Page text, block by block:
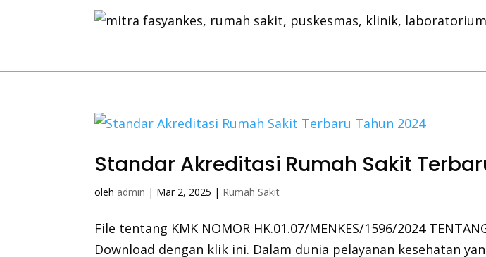
Standar Akreditasi Rumah Sakit
oleh admin | Mar 2, 2025 | Rumah Sakit
File tentang KMK NOMOR HK.01.07/MENKES/1596/2024
Download dengan klik ini. Dalam dunia pelayanan kesehatan